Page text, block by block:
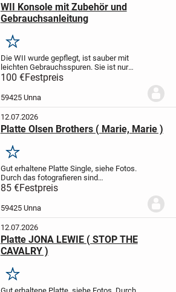
WII Konsole mit Zubehör und
Gebrauchsanleitung
Merken
Die WII wurde gepflegt, ist sauber mit
leichten Gebrauchsspuren.Sie ist nur
komplett abzugeben.
nie benutzt, siehe Fotos.
Fernbedienung könnte defekt sein, müßte
100 €Festpreis
59425 Unna
12.07.2026
Platte Olsen Brothers ( Marie, Marie )
Merken
Gut erhaltene Platte Single, siehe Fotos.
Durch das fotografieren sind
Lichtunterschiede entstanden.
bekommen solange sie online ist.
Selbstabholer !
85 €Festpreis
59425 Unna
12.07.2026
Platte JONA LEWIE ( STOP THE
CAVALRY )
Merken